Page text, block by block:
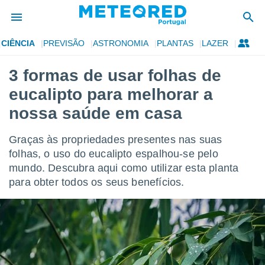
da
foi
para
fornecidas
e
CIÊNCIA PREVISÃO ASTRONOMIA PLANTAS LAZER
3 formas de usar folhas de
eucalipto para melhorar a
nossa saúde em casa
Graças às propriedades presentes nas suas
folhas, o uso do eucalipto espalhou-se pelo
mundo. Descubra aqui como utilizar esta planta
para obter todos os seus benefícios.